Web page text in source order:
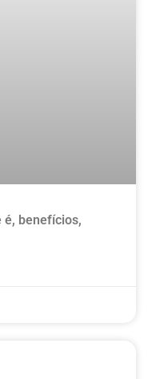
é, benefícios,